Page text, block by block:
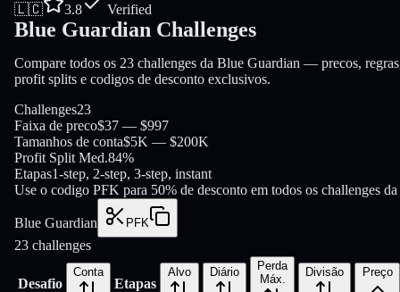
🇱🇨 3.8 Verified
Blue Guardian Challenges
Compare todos os 23 challenges da Blue Guardian — precos,
profit splits e codigos de desconto exclusivos.
Challenges23
Faixa de preco$37 — $997
Tamanhos de conta$5K — $200K
Profit Split Med.84%
Etapas1-step, 2-step, 3-step, instant
Use o codigo PFK para 50% de desconto em todos os challenges da
Blue Guardian PFK
23 challenges
Desafio
Conta
Etapas
Alvo Diário
Perda
Máx.
Divisão Preço